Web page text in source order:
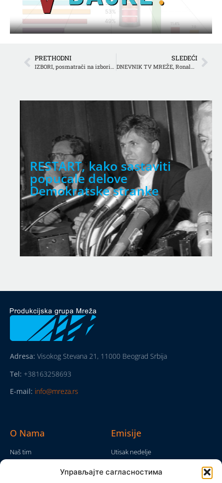
Управљајте сагласностима
PRETHODNI
IZBORI, posmatrači na izborima za novog predsednika Srbije
SLEDEĆI
DNEVNIK TV MREŽE, Ronald Zeliger, direktor Hemofarma
RESTART, kako sastaviti
popucale delove
Demokratske stranke
Adresa: Visokog Stevana 21, 11000 Beograd Srbija
Tel: +38163258693
E-mail: info@mreza.rs
O Nama
Naš tim
Emisije
Utisak nedelje